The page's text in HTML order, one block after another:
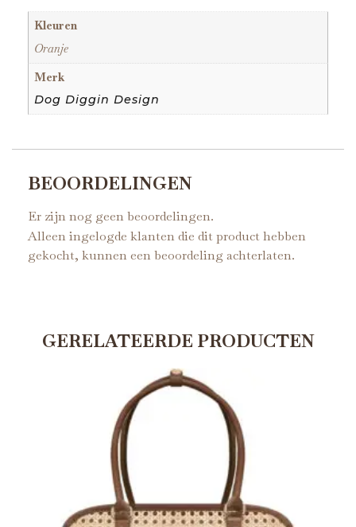
Kleuren
Oranje
Merk
Dog Diggin Design
BEOORDELINGEN
Er zijn nog geen beoordelingen.
Alleen ingelogde klanten die dit product hebben
gekocht, kunnen een beoordeling achterlaten.
GERELATEERDE PRODUCTEN